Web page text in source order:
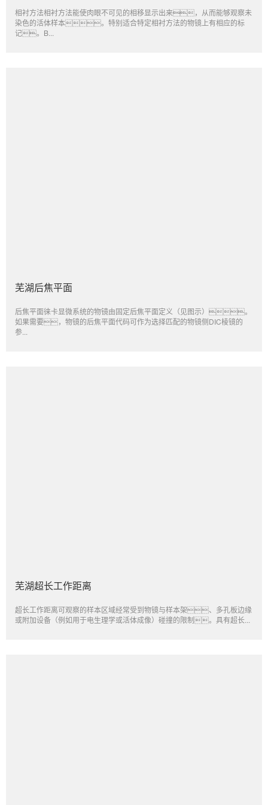
相衬方法相衬方法能使肉眼不可见的相移显示出来，从而能够观察未
染色的活体样本。特别适合特定相衬方法的物镜上有相应的标
记。B...
芜湖后焦平面
后焦平面徕卡显微系统的物镜由固定后焦平面定义（见图示）。
如果需要，物镜的后焦平面代码可作为选择匹配的物镜侧DIC棱镜的
参...
芜湖超长工作距离
超长工作距离可观察的样本区域经常受到物镜与样本架、多孔板边缘
或附加设备（例如用于电生理学或活体成像）碰撞的限制。具有超长...